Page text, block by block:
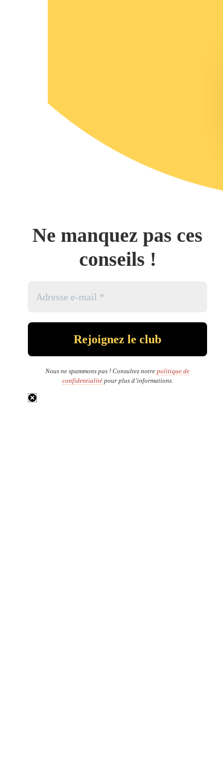
Ne manquez pas ces
conseils !
Nous ne spammons pas ! Consultez notre politique de
confidentialitépour plus d’informations.